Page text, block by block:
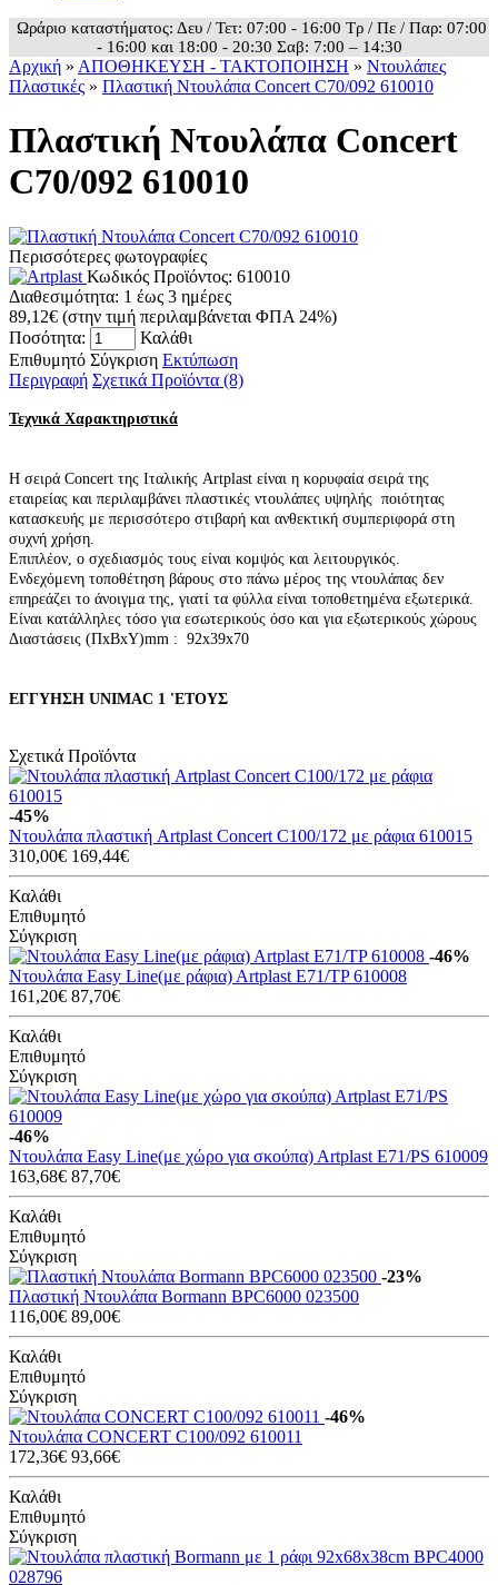
Ωράριο καταστήματος: Δευ / Τετ: 07:00 - 16:00 Τρ / Πε / Παρ: 07:00
- 16:00 και 18:00 - 20:30 Σαβ: 7:00 – 14:30
Αρχική » ΑΠΟΘΗΚΕΥΣΗ - ΤΑΚΤΟΠΟΙΗΣΗ » Ντουλάπες
Πλαστικές » Πλαστική Ντουλάπα Concert C70/092 610010
Πλαστική Ντουλάπα Concert
C70/092 610010
Περισσότερες φωτογραφίες
Κωδικός Προϊόντος: 610010
Διαθεσιμότητα: 1 έως 3 ημέρες
89,12€ (στην τιμή περιλαμβάνεται ΦΠΑ 24%)
Ποσότητα:
Καλάθι
Επιθυμητό Σύγκριση Εκτύπωση
Περιγραφή Σχετικά Προϊόντα (8)
Τεχνικά Χαρακτηριστικά
Η σειρά Concert της Ιταλικής Artplast είναι η κορυφαία σειρά της
εταιρείας και περιλαμβάνει πλαστικές ντουλάπες υψηλής ποιότητας
κατασκευής με περισσότερο στιβαρή και ανθεκτική συμπεριφορά στη
συχνή χρήση.
Επιπλέον, ο σχεδιασμός τους είναι κομψός και λειτουργικός.
Ενδεχόμενη τοποθέτηση βάρους στο πάνω μέρος της ντουλάπας δεν
επηρεάζει το άνοιγμα της, γιατί τα φύλλα είναι τοποθετημένα εξωτερικά.
Είναι κατάλληλες τόσο για εσωτερικούς όσο και για εξωτερικούς χώρους
Διαστάσεις (ΠxΒxΥ)mm : 92x39x70
ΕΓΓΥΗΣΗ UNIMAC 1 'ΕΤΟΥΣ
Σχετικά Προϊόντα
-45%
Ντουλάπα πλαστική Artplast Concert C100/172 με ράφια 610015
310,00€ 169,44€
Καλάθι
Επιθυμητό
Σύγκριση
-46%
Ντουλάπα Easy Line(με ράφια) Artplast E71/TP 610008
161,20€ 87,70€
Καλάθι
Επιθυμητό
Σύγκριση
-46%
Ντουλάπα Easy Line(με χώρο για σκούπα) Artplast E71/PS 610009
163,68€ 87,70€
Καλάθι
Επιθυμητό
Σύγκριση
-23%
Πλαστική Ντουλάπα Bormann BPC6000 023500
116,00€ 89,00€
Καλάθι
Επιθυμητό
Σύγκριση
-46%
Ντουλάπα CONCERT C100/092 610011
172,36€ 93,66€
Καλάθι
Επιθυμητό
Σύγκριση